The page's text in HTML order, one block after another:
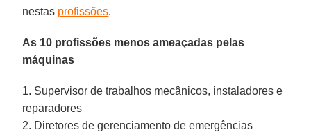
nestas profissões.
As 10 profissões menos ameaçadas pelas
máquinas
1. Supervisor de trabalhos mecânicos, instaladores e
reparadores
2. Diretores de gerenciamento de emergências